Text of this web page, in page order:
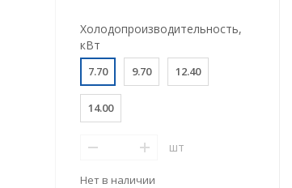
Холодопроизводительность,
кВт
7.70 9.70 12.40
14.00
шт
Нет в наличии